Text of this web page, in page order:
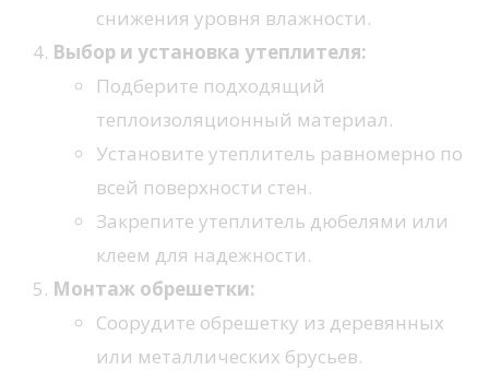
снижения уровня влажности.
Выбор и установка утеплителя:
Подберите подходящий
теплоизоляционный материал.
Установите утеплитель равномерно по
всей поверхности стен.
Закрепите утеплитель дюбелями или
клеем для надежности.
Монтаж обрешетки:
Соорудите обрешетку из деревянных
или металлических брусьев.